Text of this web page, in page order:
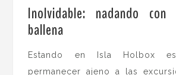
Inolvidable: nadando
ballena
Estando en Isla Holbox
permanecer ajeno a las